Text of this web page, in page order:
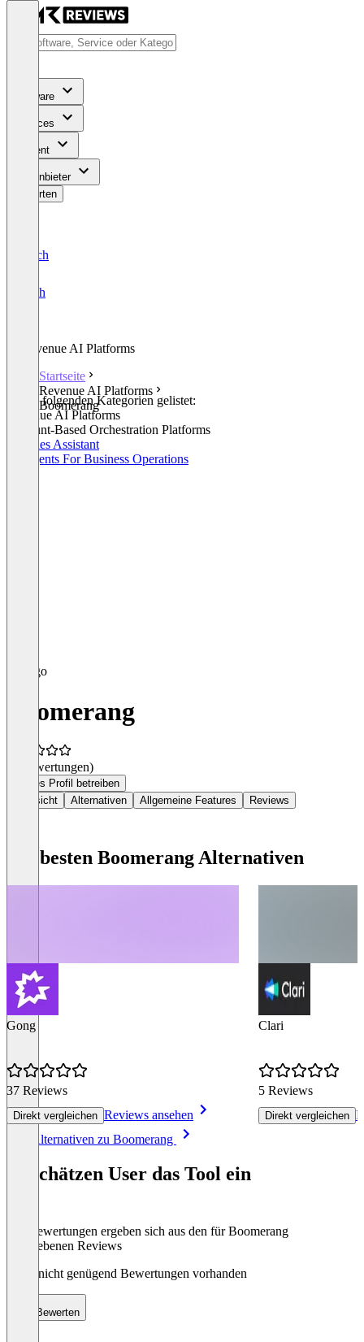
Software
Services
Content
Für Anbieter
Bewerten
Deutsch
English
Revenue AI Platforms
Startseite
Revenue AI Platforms
Boomerang
In den folgenden Kategorien gelistet:
Revenue AI Platforms
Account-Based Orchestration Platforms
AI Sales Assistant
AI Agents For Business Operations
Boomerang
(0 Bewertungen)
Dieses Profil betreiben
Übersicht
Alternativen Allgemeine Features Reviews
Die besten Boomerang Alternativen
Gong
37 Reviews
Direkt vergleichen Reviews ansehen
Clari
5 Reviews
Direkt vergleichen
Alle Alternativen zu Boomerang
So schätzen User das Tool ein
Die Bewertungen ergeben sich aus den für Boomerang
abgegebenen Reviews
Noch nicht genügend Bewertungen vorhanden
Bewerten